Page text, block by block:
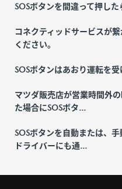
SOSボタンを間違って押し
コネクティッドサービスが
ください。
SOSボタンはあおり運転を
マツダ販売店が営業時間外
た場合にSOSボタ...
SOSボタンを自動または、
ドライバーにも通...